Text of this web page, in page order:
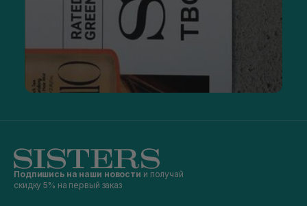
Подпишись на наши новости и получай
скидку 5% на первый заказ